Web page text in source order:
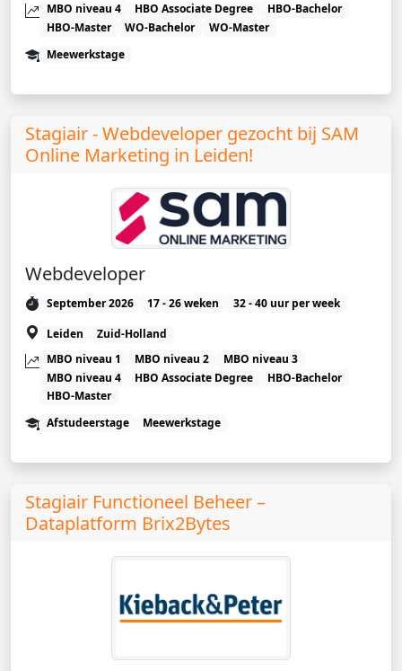
MBO niveau 4
HBO Associate Degree
HBO-Bachelor
HBO-Master
WO-Bachelor
WO-Master
Meewerkstage
Stagiair - Webdeveloper gezocht bij SAM
Online Marketing in Leiden!
Webdeveloper
September 2026 17 - 26 weken
32 - 40 uur per week
Leiden
Zuid-Holland
MBO niveau 1
MBO niveau 2
MBO niveau 3
MBO niveau 4
HBO Associate Degree
HBO-Bachelor
HBO-Master
Afstudeerstage
Meewerkstage
Stagiair Functioneel Beheer –
Dataplatform Brix2Bytes